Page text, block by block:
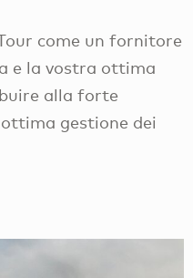
come un fornitore
e la vostra ottima
alla forte
gestione dei